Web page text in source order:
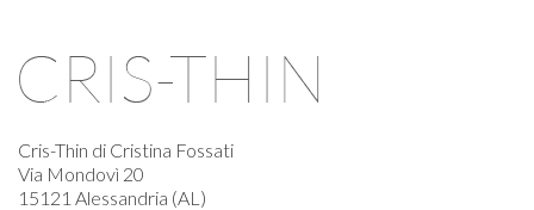
Cris-Thin di Cristina Fossati
Via Mondovì 20
15121 Alessandria (AL)